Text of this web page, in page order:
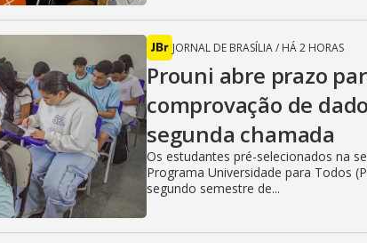
JORNAL DE BRASÍLIA/ HÁ 2 HORAS
Prouni abre prazo
comprovação de
segunda chamada
Os estudantes pré-selecionados na
Programa Universidade para Todos
segundo semestre de...